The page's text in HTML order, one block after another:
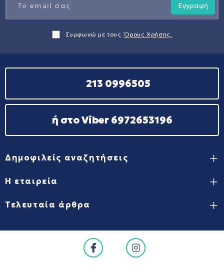
Εγγραφή
Συμφωνώ με τους Όρους Χρήσης.
213 0996505
ή στο Viber 6972653196
Δημοφιλείς αναζητήσεις
Η εταιρεία
Τελευταία άρθρα